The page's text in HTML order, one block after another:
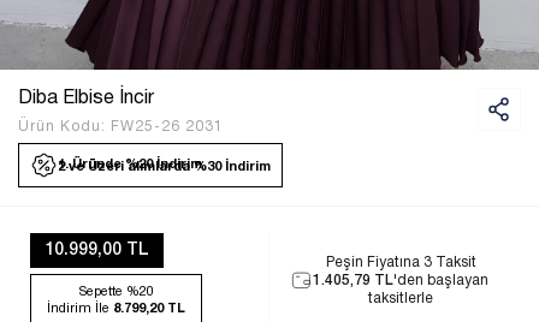
Diba Elbise İncir
Ürün Kodu: FW25-26 2031
1. Üründe %20 İndirim
2 ve Üzeri alımlarda %30 İndirim
10.999,00 TL
Sepette %20
İndirim İle 8.799,20 TL
Peşin Fiyatına 3 Taksit
1.405,79 TL'den başlayan
taksitlerle